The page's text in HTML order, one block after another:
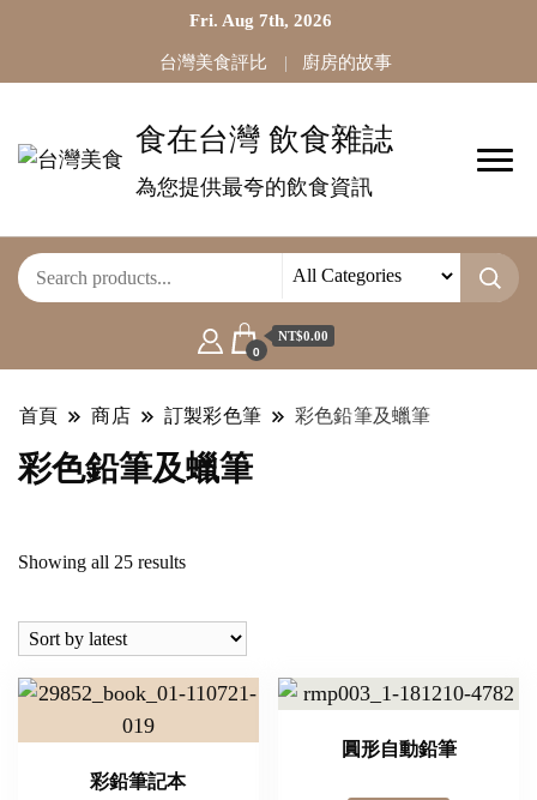
Fri. Aug 7th, 2026
台灣美食評比 廚房的故事
食在台灣 飲食雜誌
為您提供最夸的飲食資訊
0
NT$0.00
首頁 商店 訂製彩色筆 彩色鉛筆及蠟筆
彩色鉛筆及蠟筆
Showing all 25 resultsSorted
latest
彩鉛筆記本
圓形自動鉛筆